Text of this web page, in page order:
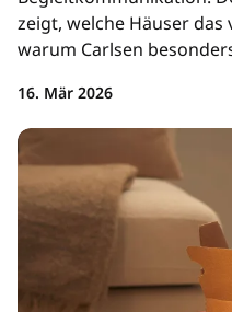
zeigt, welche Häuser
warum Carlsen
16. Mär 2026